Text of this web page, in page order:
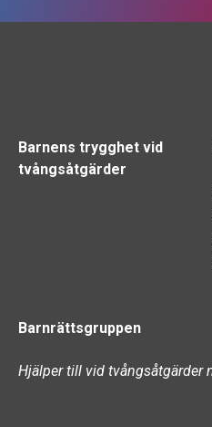
Barnens trygghet vid
tvångsåtgärder
Barnrättsgruppen
Hjälper till vid tvångsåtgärder